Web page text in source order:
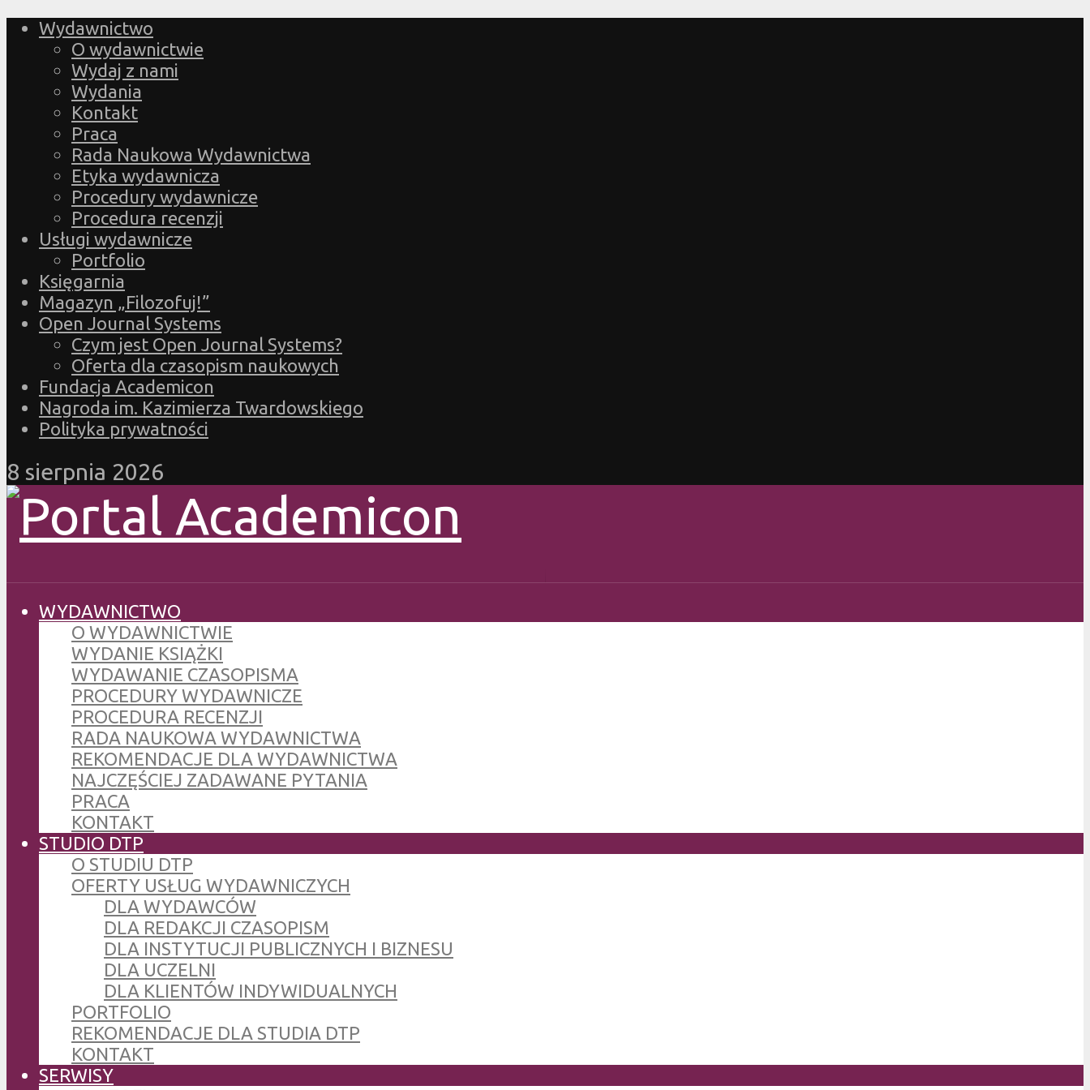
Wydawnictwo
O wydawnictwie
Wydaj z nami
Wydania
Kontakt
Praca
Rada Naukowa Wydawnictwa
Etyka wydawnicza
Procedury wydawnicze
Procedura recenzji
Usługi wydawnicze
Portfolio
Księgarnia
Magazyn „Filozofuj!”
Open Journal Systems
Czym jest Open Journal Systems?
Oferta dla czasopism naukowych
Fundacja Academicon
Nagroda im. Kazimierza Twardowskiego
Polityka prywatności
8 sierpnia 2026
WYDAWNICTWO
O WYDAWNICTWIE
WYDANIE KSIĄŻKI
WYDAWANIE CZASOPISMA
PROCEDURY WYDAWNICZE
PROCEDURA RECENZJI
RADA NAUKOWA WYDAWNICTWA
REKOMENDACJE DLA WYDAWNICTWA
NAJCZĘŚCIEJ ZADAWANE PYTANIA
PRACA
KONTAKT
STUDIO DTP
O STUDIU DTP
OFERTY USŁUG WYDAWNICZYCH
DLA WYDAWCÓW
DLA REDAKCJI CZASOPISM
DLA INSTYTUCJI PUBLICZNYCH I BIZNESU
DLA UCZELNI
DLA KLIENTÓW INDYWIDUALNYCH
PORTFOLIO
REKOMENDACJE DLA STUDIA DTP
KONTAKT
SERWISY